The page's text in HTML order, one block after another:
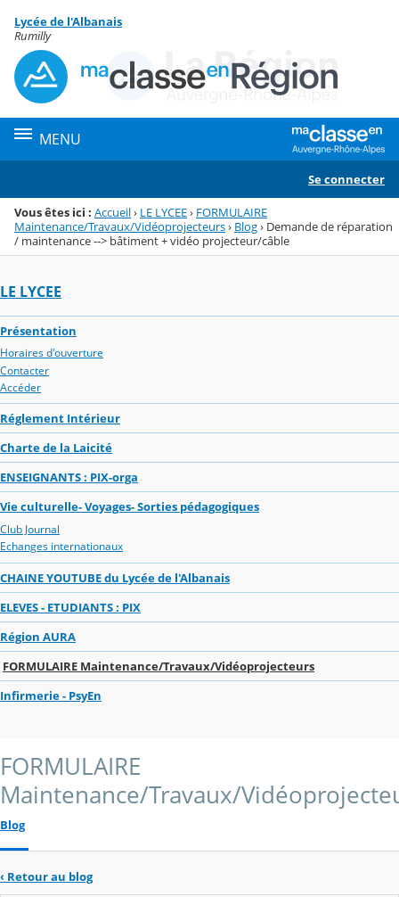
Menu de la rubrique
Contenu
Lycée de l'Albanais
Rumilly
MENU
Se connecter
Vous êtes ici : Accueil› LE LYCEE› FORMULAIRE
Maintenance/Travaux/Vidéoprojecteurs› Blog› Demande de réparation
/ maintenance --> bâtiment + vidéo projecteur/câble
LE LYCEE
Présentation
Horaires d'ouverture
Contacter
Accéder
Réglement Intérieur
Charte de la Laicité
ENSEIGNANTS : PIX-orga
Vie culturelle- Voyages- Sorties pédagogiques
Club Journal
Echanges internationaux
CHAINE YOUTUBE du Lycée de l'Albanais
ELEVES - ETUDIANTS : PIX
Région AURA
FORMULAIRE Maintenance/Travaux/Vidéoprojecteurs
Infirmerie - PsyEn
FORMULAIRE
Maintenance/Travaux/
Blog
‹ Retour au blog